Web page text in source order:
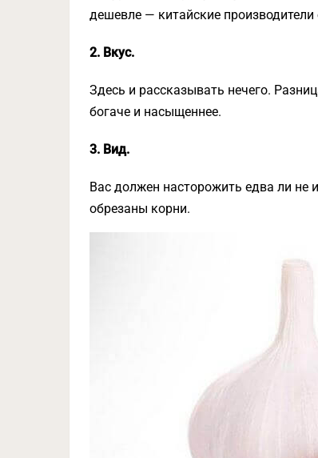
дешевле — китайские
2. Вкус.
Здесь и рассказывать нечего.
богаче и насыщеннее.
3. Вид.
Вас должен насторожить едва ли не
обрезаны корни.